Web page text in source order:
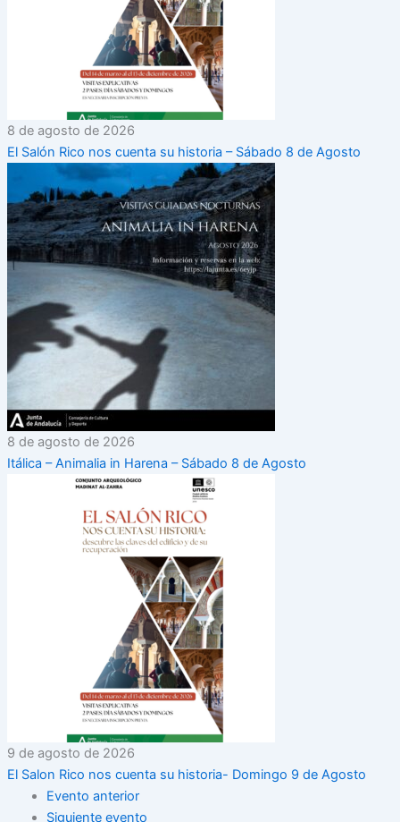
8 de agosto de 2026
El Salón Rico nos cuenta su historia – Sábado 8 de Agosto
8 de agosto de 2026
Itálica – Animalia in Harena – Sábado 8 de Agosto
9 de agosto de 2026
El Salon Rico nos cuenta su historia- Domingo 9 de Agosto
Evento anterior
Siguiente evento